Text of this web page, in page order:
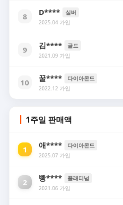
8 D**** 실버
2025.04 가입
9 김**** 골드
2021.09 가입
10 꿀**** 다이아몬드
2022.12 가입
1주일 판매액
1 애**** 다이아몬드
2025.07 가입
2 빵**** 플래티넘
2021.06 가입